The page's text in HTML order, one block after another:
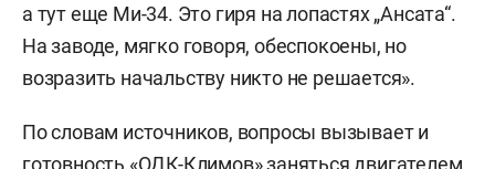
а тут еще Ми-34. Это гиря на лопастях „Ансата“.
На заводе, мягко говоря, обеспокоены, но
возразить начальству никто не решается».
По словам источников, вопросы вызывает и
готовность «ОДК-Климов» заняться двигателем